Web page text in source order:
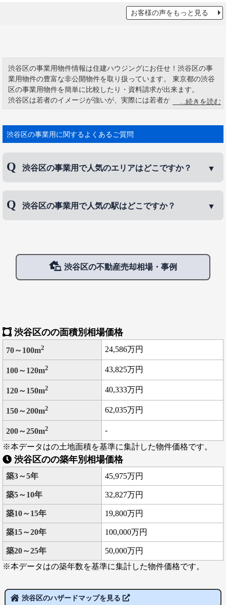
お客様の声をもっと見る
渋谷区の事業用物件情報は住建ハウジングにお任せ！渋谷区の事
業用物件の豊富な非公開物件を取り扱っています。 東京都の渋谷
区の事業用物件を簡単に比較したり・資料請求が出来ます。
渋谷区は若者のイメージが強いが、実際には若者が多くすんでい
るわけではなく、0～14歳の人口比率は23区で3番目に少なく、渋
りの人員は23区で2番目に少ない。要するに一人暮らしが多い区な
のである。渋谷区は高級住宅街が多く、恵比寿、大山町、神山
る。
渋谷区にはセンター街を中心にいくつかの通りをきれいにするボ
じさんたちが、若者たちを叱り飛ばす光景をテレビで目にしま
ているようです。また、自治会や町内会等のコミュニティーが利
用できる区の施設の建て替えを行い、完成後は保育園や温水プー
ルなどが整備される。
渋谷区の事業用に関するよくあるご質問
渋谷区の事業用で人気のエリアはどこですか？
木、初台などです。
渋谷区の事業用で人気の駅はどこですか？
渋谷区の不動産売却相場・事例
渋谷区のの面積別相場価格
70～100m2 24,586万円
100～120m2 43,825万円
120～150m2 40,333万円
150～200m2 62,035万円
200～250m2
-
※本データはの土地面積を基準に集計した物件価格です。
渋谷区のの築年別相場価格
築3～5年 45,975万円
築5～10年 32,827万円
築10～15年 19,800万円
築15～20年 100,000万円
築20～25年
50,000万円
※本データはの築年数を基準に集計した物件価格です。
渋谷区のハザードマップを見る